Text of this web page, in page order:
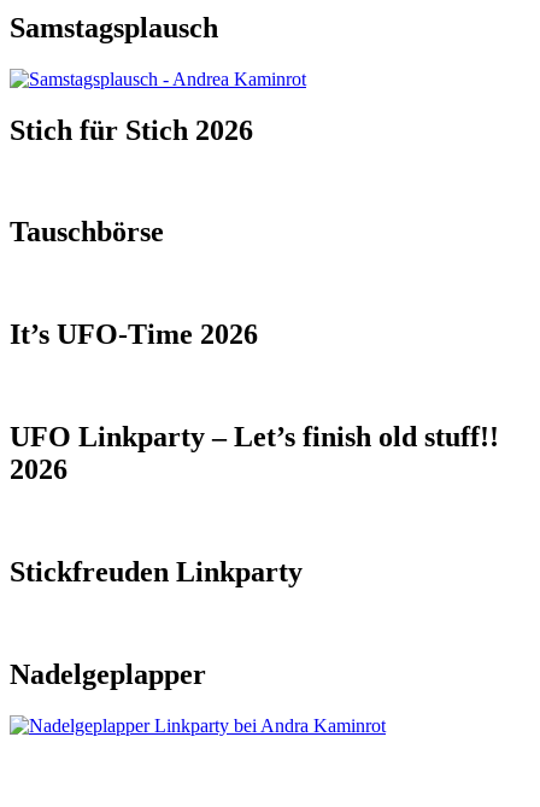
Samstagsplausch
Stich für Stich 2026
Tauschbörse
It’s UFO-Time 2026
UFO Linkparty – Let’s finish old stuff!!
2026
Stickfreuden Linkparty
Nadelgeplapper